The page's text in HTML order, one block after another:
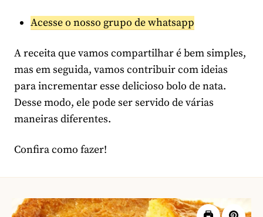
Acesse o nosso grupo de whatsapp
A receita que vamos compartilhar é bem simples,
mas em seguida, vamos contribuir com ideias
para incrementar esse delicioso bolo de nata.
Desse modo, ele pode ser servido de várias
maneiras diferentes.
Confira como fazer!